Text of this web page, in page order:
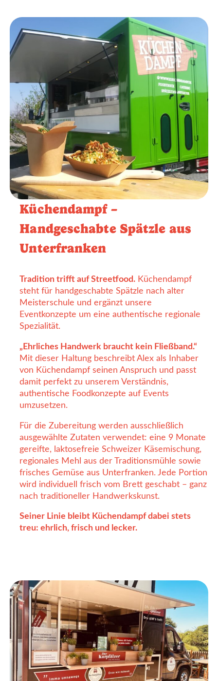
Küchendampf –
Handgeschabte Spätzle aus
Unterfranken
Tradition trifft auf Streetfood. Küchendampf
steht für handgeschabte Spätzle nach alter
Meisterschule und ergänzt unsere
Eventkonzepte um eine authentische regionale
Spezialität.
„Ehrliches Handwerk braucht kein Fließband.“
Mit dieser Haltung beschreibt Alex als Inhaber
von Küchendampf seinen Anspruch und passt
damit perfekt zu unserem Verständnis,
authentische Foodkonzepte auf Events
umzusetzen.
Für die Zubereitung werden ausschließlich
ausgewählte Zutaten verwendet: eine 9 Monate
gereifte, laktosefreie Schweizer Käsemischung,
regionales Mehl aus der Traditionsmühle sowie
frisches Gemüse aus Unterfranken. Jede Portion
wird individuell frisch vom Brett geschabt – ganz
nach traditioneller Handwerkskunst.
Seiner Linie bleibt Küchendampf dabei stets
treu: ehrlich, frisch und lecker.